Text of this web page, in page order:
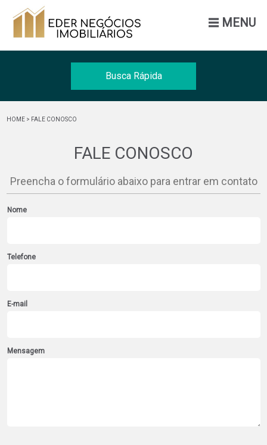
MENU
Busca Rápida
Venda
HOME > FALE CONOSCO
FALE CONOSCO
Preencha o formulário abaixo para entrar em contato
Nome
Telefone
E-mail
Mensagem